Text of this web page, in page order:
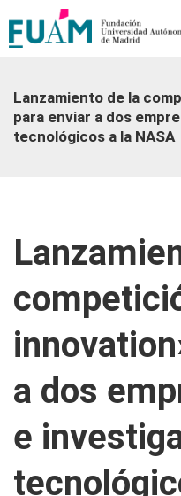
Lanzamiento de la
para enviar a dos
tecnológicos a la NASA
a dos
e